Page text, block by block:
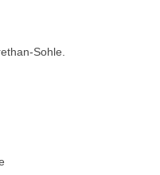
Sohle.